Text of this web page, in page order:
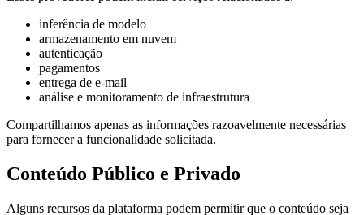
inferência de modelo
armazenamento em nuvem
autenticação
pagamentos
entrega de e-mail
análise e monitoramento de infraestrutura
Compartilhamos apenas as informações razoavelmente necessárias
para fornecer a funcionalidade solicitada.
Conteúdo Público e Privado
Alguns recursos da plataforma podem permitir que o conteúdo seja